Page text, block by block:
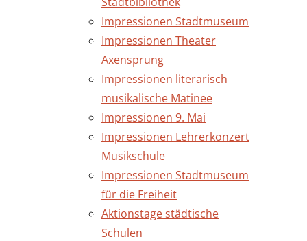
Impressionen Stadtmuseum
Impressionen Theater
Axensprung
Impressionen literarisch
musikalische Matinee
Impressionen 9. Mai
Impressionen Lehrerkonzert
Musikschule
Impressionen Stadtmuseum
für die Freiheit
Aktionstage städtische
Schulen